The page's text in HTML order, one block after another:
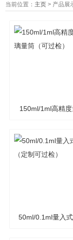
当前位置： 主页 > 产品展
150ml/1ml高精
50ml/0.1ml量入